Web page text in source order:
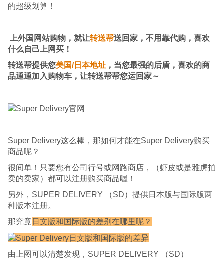
的超级划算！
上外国网站购物，就让转送帮送回家，不用靠代购，喜欢
什么自己上网买！
转送帮提供您美国/日本地址 ，当您最强的后盾，喜欢的商
品通通加入购物车，让转送帮帮您运回家～
Super Delivery这么棒，那如何才能在Super Delivery购买
商品呢？
很间单！只要您有公司行号或网路商店，（虾皮或是雅虎拍
卖的卖家）都可以注册购买商品喔！
另外，SUPER DELIVERY （SD）提供日本版与国际版两
种版本注册。
那究竟 日文版和国际版的差别在哪里呢？
由上图可以清楚发现，SUPER DELIVERY （SD）